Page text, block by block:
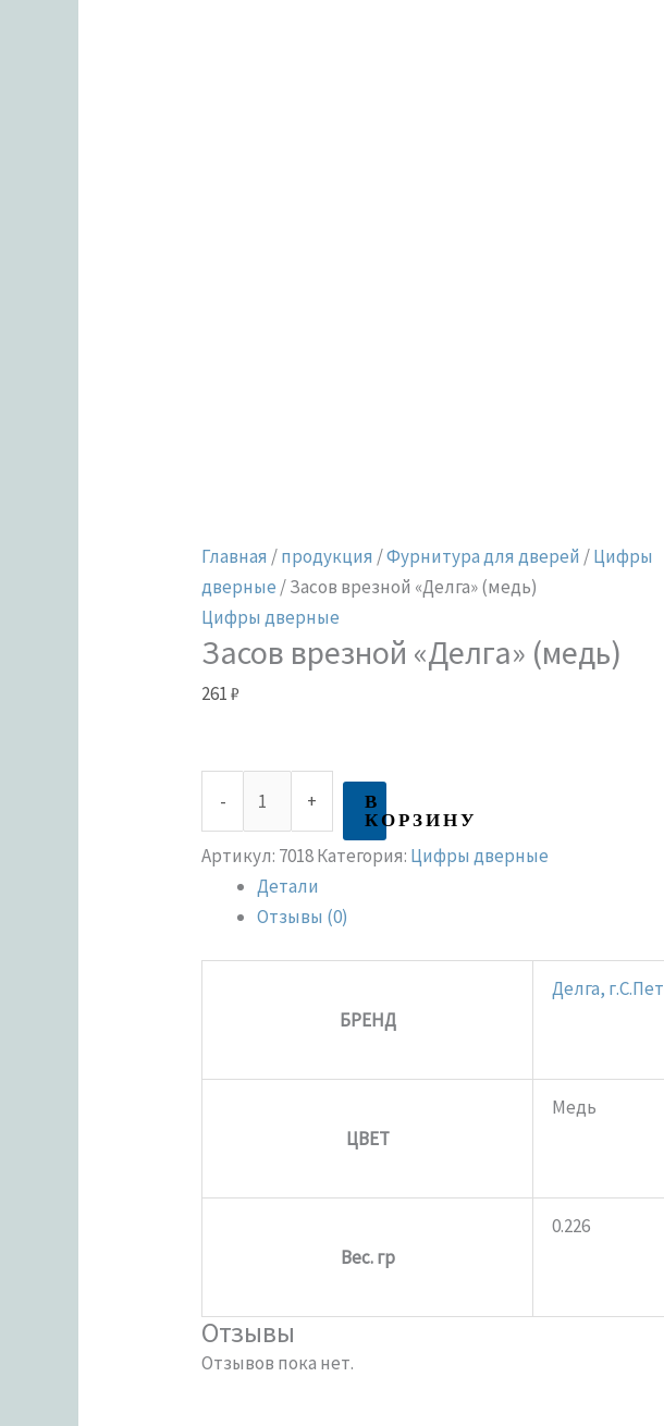
Главная /продукция /Фурнитура для дверей /Цифры
дверные / Засов врезной «Делга» (медь)
Цифры дверные
Засов врезной «Делга» (медь)
261₽
- + В
КОРЗИНУ
Артикул: 7018Категория: Цифры дверные
Детали
Отзывы (0)
БРЕНД
Делга,
ЦВЕТ
Медь
Вес. гр
0.226
Отзывы
Отзывов пока нет.